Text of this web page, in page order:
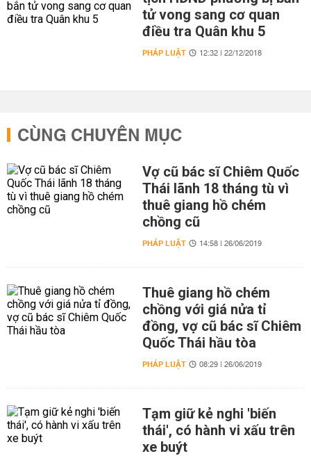
tử vong sang cơ quan
điều tra Quân khu 5
PHÁP LUẬT 12:32 | 22/12/2018
CÙNG CHUYÊN MỤC
Vợ cũ bác sĩ Chiêm Quốc
Thái lãnh 18 tháng tù vì
thuê giang hồ chém
chồng cũ
PHÁP LUẬT 14:58 | 26/06/2019
Thuê giang hồ chém
chồng với giá nửa tỉ
đồng, vợ cũ bác sĩ Chiêm
Quốc Thái hầu tòa
PHÁP LUẬT 08:29 | 26/06/2019
Tạm giữ kẻ nghi 'biến
thái', có hành vi xấu trên
xe buýt